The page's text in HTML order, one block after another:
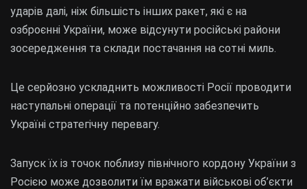
ударів далі, ніж більшість інших ракет, які є на
озброєнні України, може відсунути російські райони
зосередження та склади постачання на сотні миль.
Це серйозно ускладнить можливості Росії проводити
наступальні операції та потенційно забезпечить
Україні стратегічну перевагу.
Запуск їх із точок поблизу північного кордону України з
Росією може дозволити їм вражати військові об’єкти